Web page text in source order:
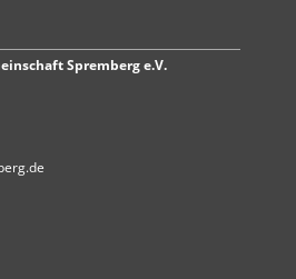
Spremberg e.V.